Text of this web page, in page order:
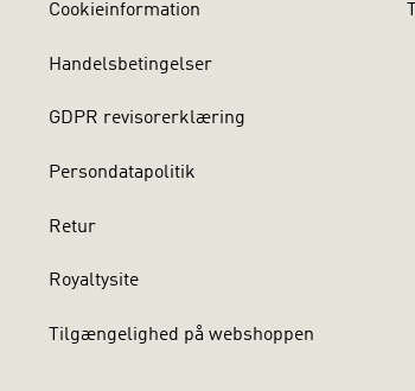
Cookieinformation
Handelsbetingelser
GDPR revisorerklæring
Persondatapolitik
Retur
Royaltysite
Tilgængelighed på webshoppen